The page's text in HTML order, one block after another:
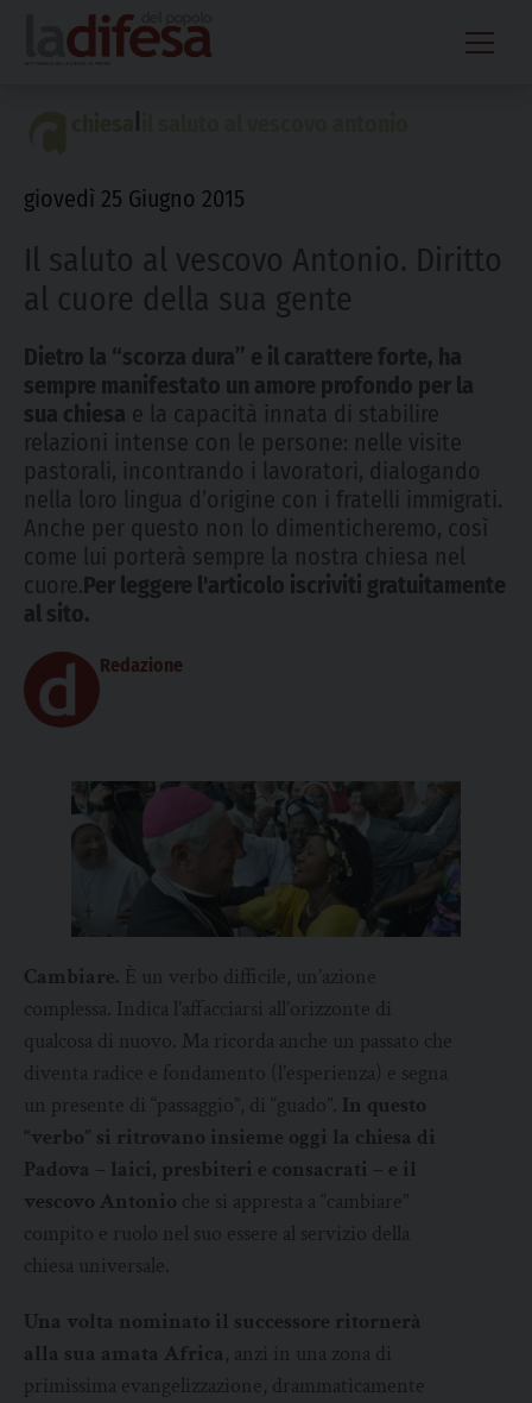
content
giovedì 25 Giugno 2015
Il saluto al vescovo Antonio. Diritto
al cuore della sua gente
Dietro la “scorza dura” e il carattere forte, ha
sempre manifestato un amore profondo per la
sua chiesa e la capacità innata di stabilire
relazioni intense con le persone: nelle visite
pastorali, incontrando i lavoratori, dialogando
nella loro lingua d’origine con i fratelli immigrati.
Anche per questo non lo dimenticheremo, così
come lui porterà sempre la nostra chiesa nel
cuore.Per leggere l'articolo iscriviti gratuitamente
al sito.
Redazione
Cambiare. È un verbo difficile, un’azione
complessa. Indica l’affacciarsi all’orizzonte di
qualcosa di nuovo. Ma ricorda anche un passato che
diventa radice e fondamento (l’esperienza) e segna
un presente di “passaggio”, di “guado”. In questo
“verbo” si ritrovano insieme oggi la chiesa di
Padova – laici, presbiteri e consacrati – e il
vescovo Antonio che si appresta a “cambiare”
compito e ruolo nel suo essere al servizio della
chiesa universale.
Una volta nominato il successore ritornerà
alla sua amata Africa, anzi in una zona di
primissima evangelizzazione, drammaticamente